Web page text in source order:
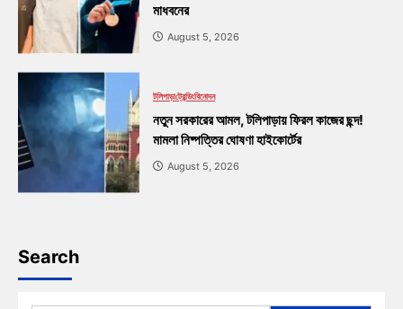
মাধবনের
August 5, 2026
টলিপাড়াট্রেন্ডিংবিনোদন
নতুন সরকারের আমল, টলিপাড়ায় ফিরল কাজের ছন্দ!
মামলা নিষ্পত্তির ঘোষণা হাইকোর্টের
August 5, 2026
Search